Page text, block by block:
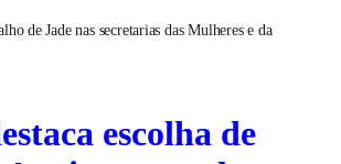
de Jade nas secretarias das Mulheres e da
escolha de